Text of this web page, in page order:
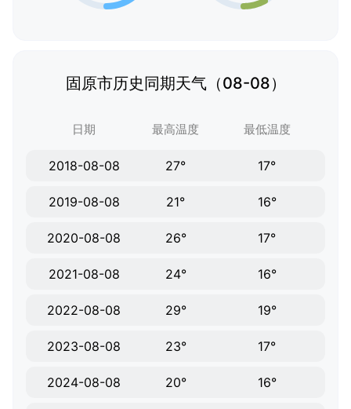
固原市历史同期天气（08-08）
日期 最高温度 最低温度
2018-08-08 27° 17°
2019-08-08 21° 16°
2020-08-08 26° 17°
2021-08-08 24° 16°
2022-08-08 29° 19°
2023-08-08 23° 17°
2024-08-08 20° 16°